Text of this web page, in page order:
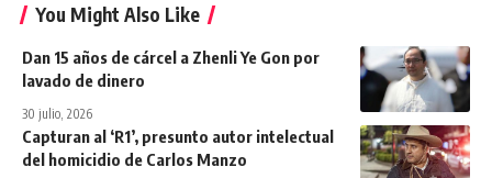
You Might Also Like
Dan 15 años de cárcel a Zhenli Ye Gon por
lavado de dinero
30 julio, 2026
Capturan al ‘R1’, presunto autor intelectual
del homicidio de Carlos Manzo